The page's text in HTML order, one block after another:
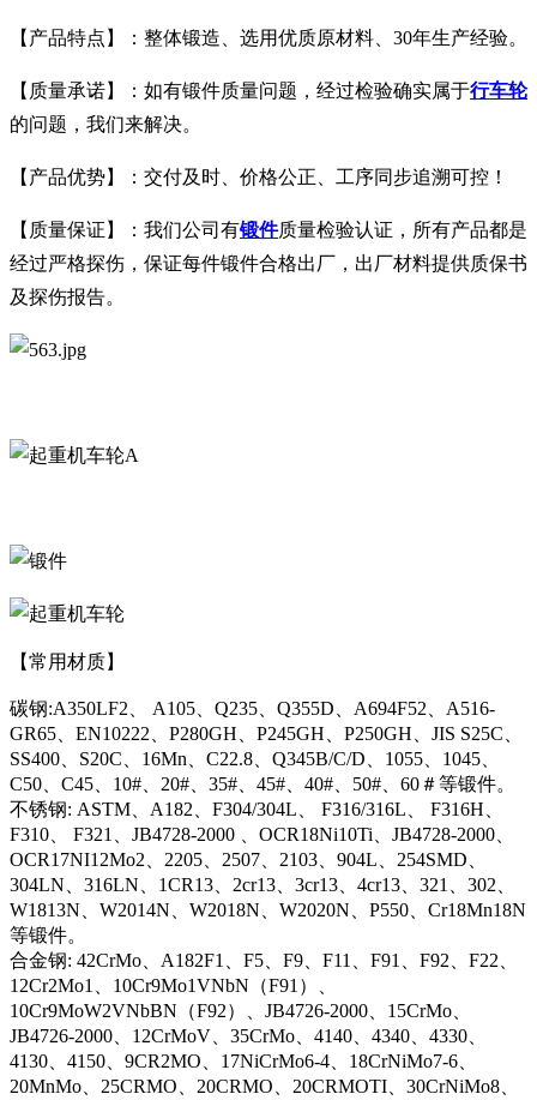
【产品特点】：整体锻造、选用优质原材料、30年生产经验。
【质量承诺】：如有锻件质量问题，经过检验确实属于行车轮
的问题，我们来解决。
【产品优势】：交付及时、价格公正、工序同步追溯可控！
【质量保证】：我们公司有锻件质量检验认证，所有产品都是
经过严格探伤，保证每件锻件合格出厂，出厂材料提供质保书
及探伤报告。
A
【常用材质】
碳钢:A350LF2、 A105、Q235、Q355D、A694F52、A516-
GR65、EN10222、P280GH、P245GH、P250GH、JIS S25C、
SS400、S20C、16Mn、C22.8、Q345B/C/D、1055、1045、
C50、C45、10#、20#、35#、45#、40#、50#、60＃等锻件。
不锈钢: ASTM、A182、F304/304L、 F316/316L、 F316H、
F310、 F321、JB4728-2000 、OCR18Ni10Ti、JB4728-2000、
OCR17NI12Mo2、2205、2507、2103、904L、254SMD、
304LN、316LN、1CR13、2cr13、3cr13、4cr13、321、302、
W1813N、W2014N、W2018N、W2020N、P550、Cr18Mn18N
等锻件。
合金钢: 42CrMo、A182F1、F5、F9、F11、F91、F92、F22、
12Cr2Mo1、10Cr9Mo1VNbN（F91）、
10Cr9MoW2VNbBN（F92）、JB4726-2000、15CrMo、
JB4726-2000、12CrMoV、35CrMo、4140、4340、4330、
4130、4150、9CR2MO、17NiCrMo6-4、18CrNiMo7-6、
20MnMo、25CRMO、20CRMO、20CRMOTI、30CrNiMo8、